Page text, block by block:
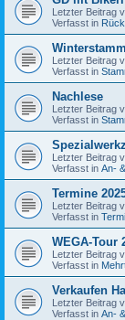
Letzter Beitrag
Verfasst in
Letzter Beitrag
Verfasst in
Nachlese
Letzter Beitrag
Verfasst in
Letzter Beitrag
Verfasst in An-
Termine
Letzter Beitrag
Verfasst in
WEGA-Tour
Letzter Beitrag
Verfasst in
Verkaufen
Letzter Beitrag
Verfasst in An-